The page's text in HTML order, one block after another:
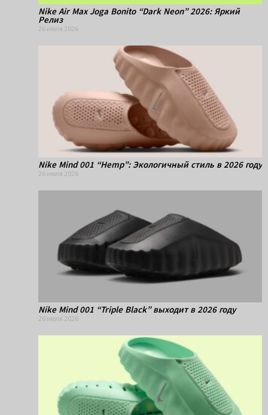
Nike Air Max Joga Bonito “Dark Neon” 2026: Яркий
Релиз
26 июля 2026
Nike Mind 001 “Hemp”: Экологичный стиль в 2026 году
26 июля 2026
Nike Mind 001 “Triple Black” выходит в 2026 году
26 июля 2026